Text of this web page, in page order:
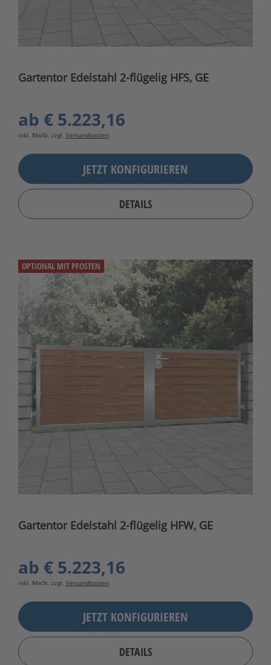
Gartentor Edelstahl 2-flügelig HFS, GE
ab € 5.223,16
inkl. MwSt. zzgl. Versandkosten
JETZT KONFIGURIEREN
DETAILS
OPTIONAL MIT PFOSTEN
Gartentor Edelstahl 2-flügelig HFW, GE
ab € 5.223,16
inkl. MwSt. zzgl. Versandkosten
JETZT KONFIGURIEREN
DETAILS